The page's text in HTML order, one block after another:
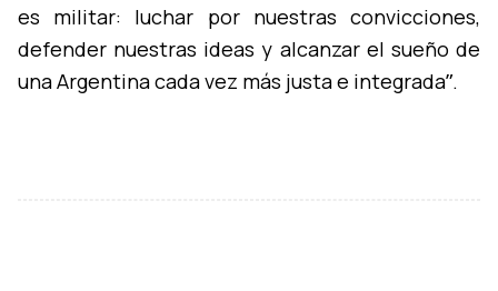
es militar: luchar por nuestras convicciones,
defender nuestras ideas y alcanzar el sueño de
una Argentina cada vez más justa e integradaˮ.